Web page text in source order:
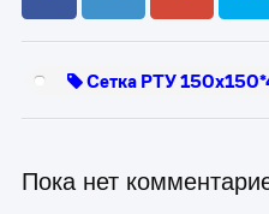
Сетка РТУ
Пока нет